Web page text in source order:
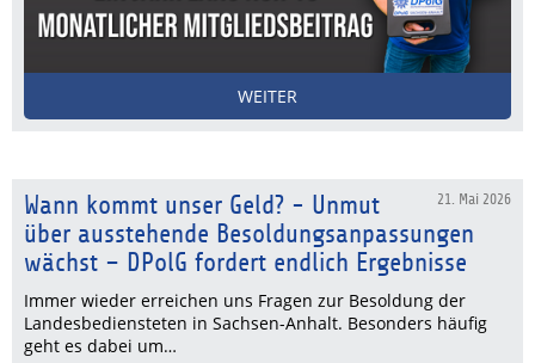
WEITER
21. Mai 2026
Wann kommt unser Geld? - Unmut
über ausstehende Besoldungsanpassungen
wächst – DPolG fordert endlich Ergebnisse
Immer wieder erreichen uns Fragen zur Besoldung der
Landesbediensteten in Sachsen-Anhalt. Besonders häufig
geht es dabei um…